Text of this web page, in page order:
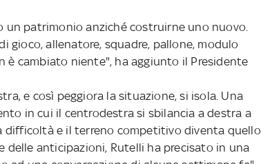
un patrimonio anziché costruirne uno nuovo.
gioco, allenatore, squadre, pallone, modulo
è cambiato niente", ha aggiunto il Presidente
e così peggiora la situazione, si isola. Una
in cui il centrodestra si sbilancia a destra a
difficoltà e il terreno competitivo diventa quello
delle anticipazioni, Rutelli ha precisato in una